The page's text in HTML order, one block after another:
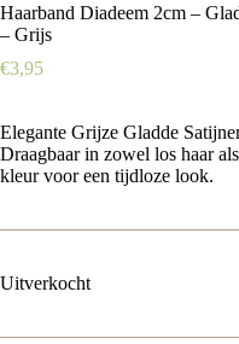
Haarband Diadeem 2cm –
– Grijs
€3,95
Elegante Grijze Gladde
Draagbaar in zowel los haar
kleur voor een tijdloze look.
Uitverkocht